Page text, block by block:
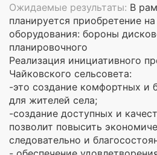
Ожидаемые результаты: В
планируется приобретение
оборудования: бороны
планировочного
Реализация инициативного
Чайковского сельсовета:
-это создание комфортных и
для жителей села;
-создание доступных и
позволит повысить
следовательно и